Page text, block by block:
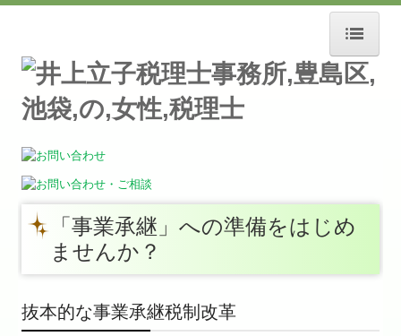
ホーム
事務所紹介
スタッフ募集
経営理念
交通案内
セミナー案内
「事業承継」への準備をはじめ
ませんか？
抜本的な事業承継税制改革